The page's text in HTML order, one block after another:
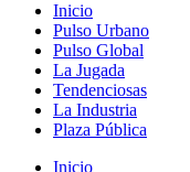
Inicio
Pulso Urbano
Pulso Global
La Jugada
Tendenciosas
La Industria
Plaza Pública
Inicio